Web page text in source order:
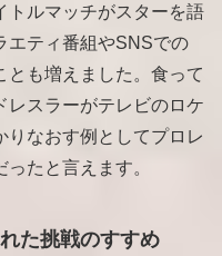
トルマッチがスターを語
エティ番組やSNSでの
とも増えました。食って
レスラーがテレビのロケ
りなおす例としてプロレ
たと言えます。
た挑戦のすすめ